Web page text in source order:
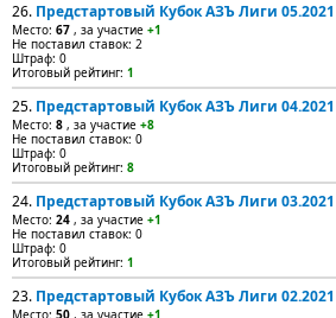
26. Предстартовый Кубок АЗЪ Лиги 05.2021
Место: 67 , за участие +1
Не поставил ставок: 2
Штраф: 0
Итоговый рейтинг: 1
25. Предстартовый Кубок АЗЪ Лиги 04.2021
Место: 8 , за участие +8
Не поставил ставок: 0
Штраф: 0
Итоговый рейтинг: 8
24. Предстартовый Кубок АЗЪ Лиги 03.2021
Место: 24 , за участие +1
Не поставил ставок: 0
Штраф: 0
Итоговый рейтинг: 1
23. Предстартовый Кубок АЗЪ Лиги 02.2021
Место: 50 , за участие +1